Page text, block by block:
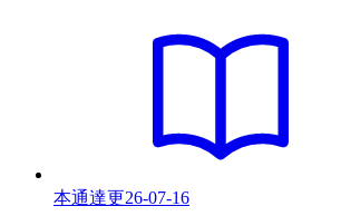
本通達更26-07-16